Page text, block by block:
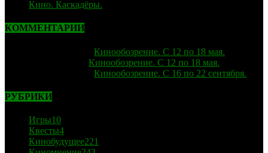
Кино. Каскадёры.
КОММЕНТАРИИ
Кинообозрение. С 12 по 18 мая.
Кинообозрение. С 12 по 18 мая.
Кинообозрение. С 16 по 22 сентября.
РУБРИКИ
Игры10
Квесты4
Кинобудущее221